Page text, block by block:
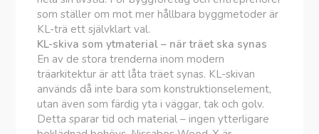
som ställer om mot mer hållbara byggmetoder är
KL-trä ett självklart val.
KL-skiva som ytmaterial – när träet ska synas
En av de stora trenderna inom modern
träarkitektur är att låta träet synas. KL-skivan
används då inte bara som konstruktionselement,
utan även som färdig yta i väggar, tak och golv.
Detta sparar tid och material – ingen ytterligare